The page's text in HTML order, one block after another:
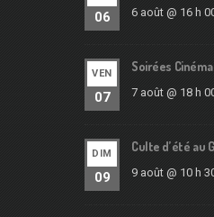
06 6 août @ 16 h
VEN
07
Soirées
7 août @ 18 h
DIM
09
Culte d’été au
9 août @ 10 h